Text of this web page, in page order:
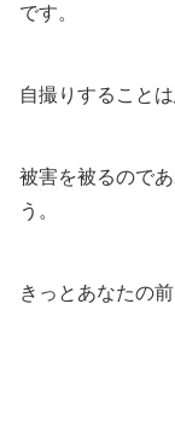
です。
自撮りすること
被害を被るので
う。
きっとあなたの